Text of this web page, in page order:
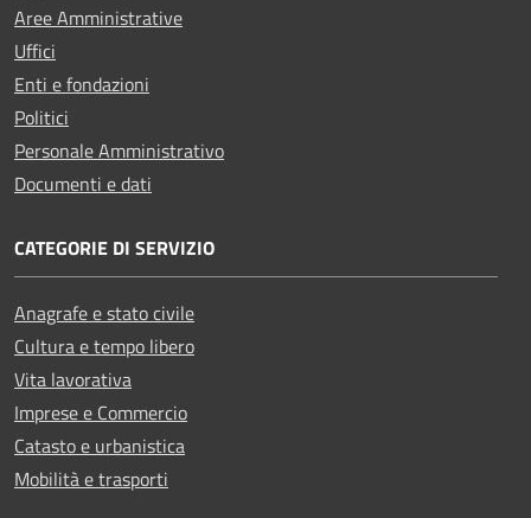
Aree Amministrative
Uffici
Enti e fondazioni
Politici
Personale Amministrativo
Documenti e dati
CATEGORIE DI SERVIZIO
Anagrafe e stato civile
Cultura e tempo libero
Vita lavorativa
Imprese e Commercio
Catasto e urbanistica
Mobilità e trasporti